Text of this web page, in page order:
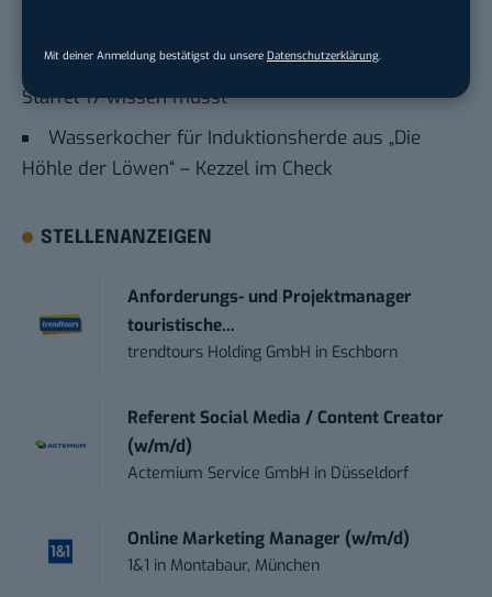
Mit deiner Anmeldung bestätigst du unsere Datenschutzerklärung
Die Höhle der Löwen 2025: Alles, was du zu
Staffel 17 wissen musst
Wasserkocher für Induktionsherde aus „Die
Höhle der Löwen“ – Kezzel im Check
STELLENANZEIGEN
Anforderungs- und Projektmanager
touristische...
trendtours Holding GmbH in Eschborn
Referent Social Media / Content Creator
(w/m/d)
Actemium Service GmbH in Düsseldorf
Online Marketing Manager (w/m/d)
1&1 in Montabaur, München